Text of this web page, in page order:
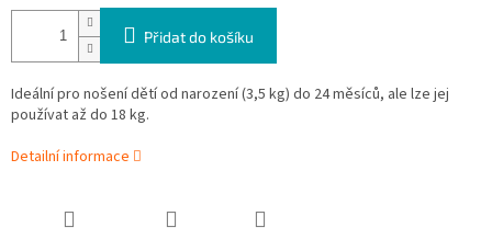
Přidat do košíku
Ideální pro nošení dětí od narození (3,5 kg) do 24 měsíců, ale lze jej
používat až do 18 kg.
Detailní informace